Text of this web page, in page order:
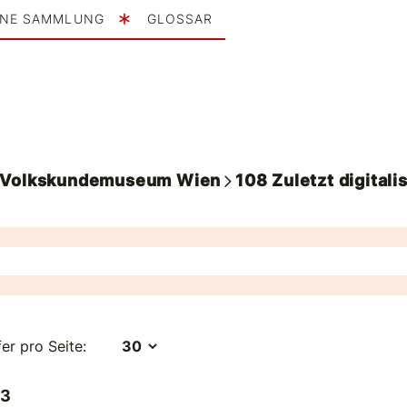
SAMMLUNG GLOSSAR
Wien 108 Zuletzt
pro Seite: